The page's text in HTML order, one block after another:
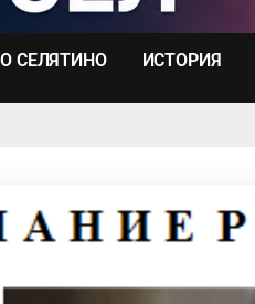
О СЕЛЯТИНО ИСТОРИЯ